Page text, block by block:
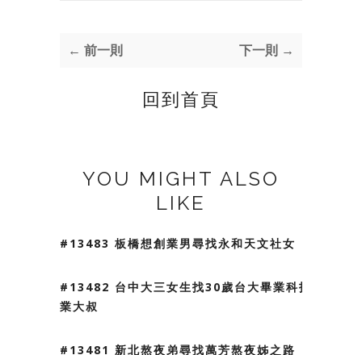
← 前一則 下一則 →
回到首頁
YOU MIGHT ALSO
LIKE
#13483 板橋想創業男尋找永和天文社女
#13482 台中大三女生找30歲台大畢業科技
業大叔
#13481 新北熬夜弟尋找萬芳熬夜姊之路